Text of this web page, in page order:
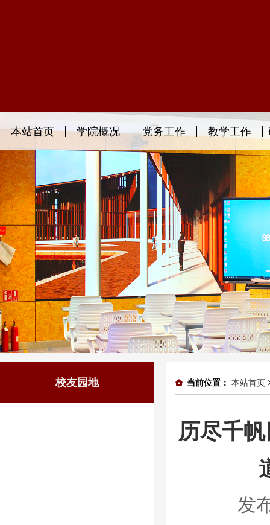
本站首页 学院概况 党务工作 教学工作
校友园地 当前位置： 本站首页
历尽千
发